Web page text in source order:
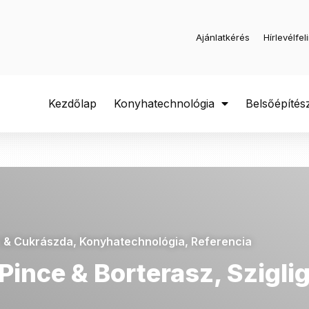
Ajánlatkérés
Kezdőlap Konyhatechnológia
& Cukrászda, Konyhatechnológia, Referencia
& Borterasz,